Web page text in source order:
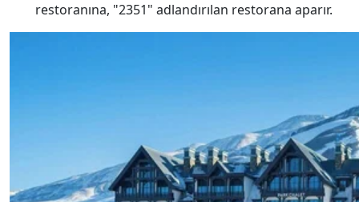
restoranına, "2351" adlandırılan restorana aparır.